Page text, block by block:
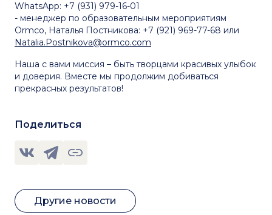
WhatsApp: +7 (931) 979-16-01
- менеджер по образовательным мероприятиям
Ormco, Наталья Постникова: +7 (921) 969-77-68 или
Natalia.Postnikova@ormco.com
Наша с вами миссия – быть творцами красивых улыбок
и доверия. Вместе мы продолжим добиваться
прекрасных результатов!
Поделиться
Другие новости